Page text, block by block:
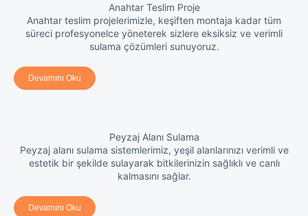
Anahtar Teslim Proje
Anahtar teslim projelerimizle, keşiften montaja kadar tüm
süreci profesyonelce yöneterek sizlere eksiksiz ve verimli
sulama çözümleri sunuyoruz.
Devamını Oku
Peyzaj Alanı Sulama
Peyzaj alanı sulama sistemlerimiz, yeşil alanlarınızı verimli ve
estetik bir şekilde sulayarak bitkilerinizin sağlıklı ve canlı
kalmasını sağlar.
Devamını Oku